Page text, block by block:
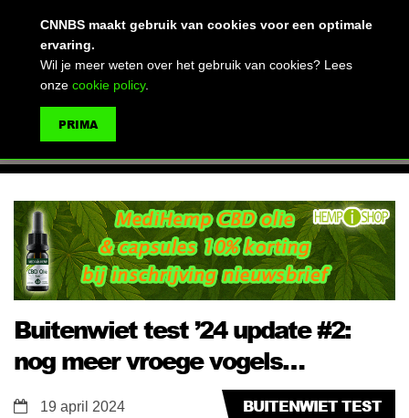
Buitenwiet test ’24 update #2:
nog meer vroege vogels…
BUITENWIET TEST
19 april 2024
CNNBS maakt gebruik van cookies voor een optimale
ervaring.
Wil je meer weten over het gebruik van cookies? Lees
onze cookie policy.
PRIMA